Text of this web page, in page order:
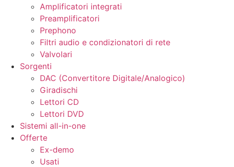
Amplificatori integrati
Preamplificatori
Prephono
Filtri audio e condizionatori di rete
Valvolari
Sorgenti
DAC (Convertitore Digitale/Analogico)
Giradischi
Lettori CD
Lettori DVD
Sistemi all-in-one
Offerte
Ex-demo
Usati